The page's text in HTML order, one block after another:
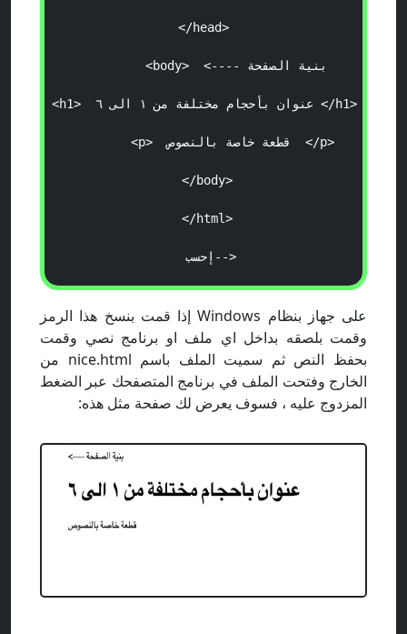
</head>
           <body>  <----
بنية الصفحة
<h1> عنوان بأحجام مختلفة من ١ الى ٦ </h1>
         <p>
قطعة خاصة بالنصوص </p>
         </body>
         </html>
  بسحإ-->
على جهاز بنظام Windows إذا قمت بنسخ هذا الرمز
وقمت بلصقه بداخل اي ملف او برنامج نصي وقمت
بحفظ النص ثم سميت الملف باسم nice.html من
الخارج وفتحت الملف في برنامج المتصفحك عبر الضغط
المزدوج عليه ، فسوف يعرض لك صفحة مثل هذه: